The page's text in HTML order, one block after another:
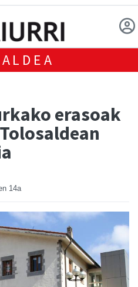
erasoak
14a